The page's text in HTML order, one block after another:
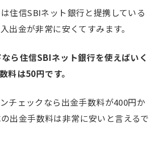
住信SBIネット銀行と提携している
出金が非常に安くてすみます。
ら住信SBIネット銀行を使えばいく
料は50円です。
チェックなら出金手数料が400円か
出金手数料は非常に安いと言えるで